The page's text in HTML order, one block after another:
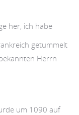
her, ich habe
getummelt
Herrn
um 1090 auf